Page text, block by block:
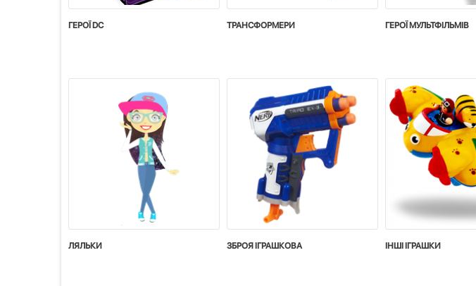
ГЕРОЇ DC ТРАНСФОРМЕРИ ГЕРОЇ МУЛЬТФІЛЬМІВ
ЛЯЛЬКИ ЗБРОЯ IГРАШКОВА ІНШІ ІГРАШКИ